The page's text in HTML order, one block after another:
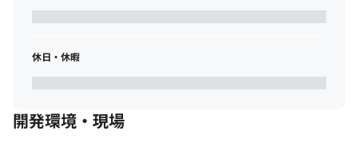
休日・休暇
開発環境・現場